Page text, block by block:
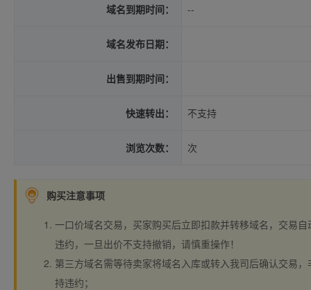
域名到期时间： --
域名发布日期：
出售到期时间：
快速转出： 不支持
浏览次数： 次
购买注意事项
一口价域名交易，买家购买后立即扣款并转移域名，交易
违约，一旦出价不支持撤销，请慎重操作！
第三方域名需等待卖家将域名入库或转入我司后确认交易
持违约；